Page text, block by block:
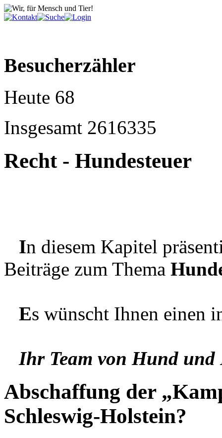
Besucherzähler
Heute 68
Insgesamt 2616335
Recht - Hundesteuer
In diesem Kapitel
Beiträge zum Thema
Es wünscht Ihnen einen
Ihr Team von Hund und
Abschaffung der
Schleswig-Holstein?